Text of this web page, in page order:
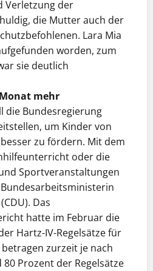
Verletzung der
die Mutter auch der
Lara Mia
worden, zum
sie deutlich
mehr
die Bundesregierung
um Kinder von
zu fördern. Mit dem
oder die
Sportveran­staltungen
Das
hatte im Februar die
Hartz-IV-Regelsätze für
zurzeit je nach
Prozent der Regelsätze